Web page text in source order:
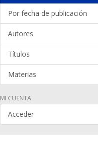
Por fecha de publicación
Autores
Títulos
Materias
MI CUENTA
Acceder